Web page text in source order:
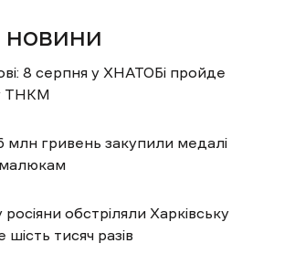
новини
8 серпня у ХНАТОБі пройде
ТНКМ
млн гривень закупили медалі
обстріляли Харківську
тисяч разів